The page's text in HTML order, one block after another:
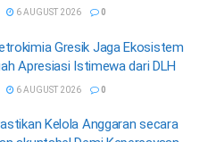
6 AUGUST 2026 0
Gresik Jaga Ekosistem
Apresiasi Istimewa dari DLH
6 AUGUST 2026 0
Kelola Anggaran secara